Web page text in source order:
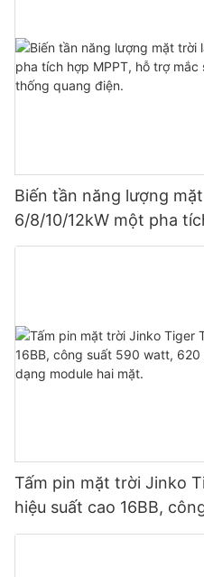
Biến tần năng lượng
6/8/10/12kW một pha
song song 9 thiết bị
Tấm pin mặt trời Jinko
hiệu suất cao 16BB,
watt, 630 watt, 650